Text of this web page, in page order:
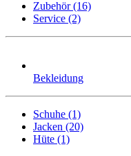
Zubehör (16)
Service (2)
Bekleidung
Schuhe (1)
Jacken (20)
Hüte (1)